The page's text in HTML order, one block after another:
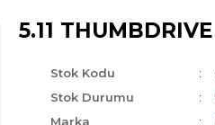
5.11
Stok Kodu
Stok Durumu
Marka